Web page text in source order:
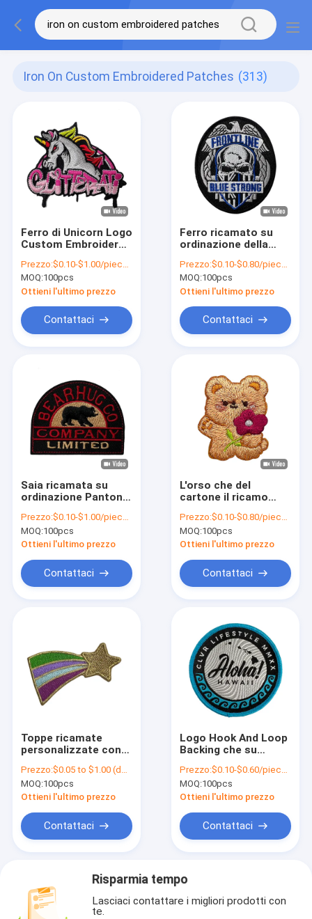
Iron On Custom Embroidered Patches (313)
Ferro di Unicorn Logo
Custom Embroidered
protezione per
l'abbigliamento
Prezzo:$0.10-$1.00/piece (depends on the design and order quantity)
MOQ:100pcs
Ottieni l'ultimo prezzo
Contattaci
Ferro ricamato su
ordinazione della
Merrow della saia
sull'abbigliamento
Prezzo:$0.10-$0.80/piece (depends on the design and order quantity)
MOQ:100pcs
Ottieni l'ultimo prezzo
Contattaci
Saia ricamata su
ordinazione Pantone
prova degli
strizzacervelli
lavabile
Prezzo:$0.10-$1.00/piece (depends on the design and order quantity)
MOQ:100pcs
Ottieni l'ultimo prezzo
Contattaci
L'orso che del
cartone il ricamo
colora la toppa
ricamata su
ordinazione del filo
Prezzo:$0.10-$0.80/piece (depends on the design and order quantity)
MOQ:100pcs
Ottieni l'ultimo prezzo
Contattaci
Toppe ricamate
personalizzate con
lavabili per borsa di
stoffa per cappelli
Prezzo:$0.05 to $1.00 (depends on the design and order quantity)
MOQ:100pcs
Ottieni l'ultimo prezzo
Contattaci
Logo Hook And Loop
Backing che su
cuce sulla lettera ha
ricamato le toppe
per abbigliamento
Prezzo:$0.10-$0.60/piece (depends on the design and order quantity)
MOQ:100pcs
Ottieni l'ultimo prezzo
Contattaci
Risparmia tempo
Lasciaci contattare i migliori prodotti con
te.